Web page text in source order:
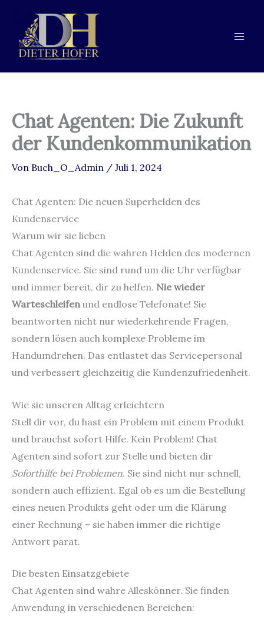
springen
Navigation
springen
springen
Chat Agenten: Die Zukunft
der Kundenkommunikation
Von Buch_O_Admin / Juli 1, 2024
Chat Agenten: Die neuen Superhelden des
Kundenservice
Warum wir sie lieben
Chat Agenten sind die wahren Helden des modernen
Kundenservice. Sie sind rund um die Uhr verfügbar
und immer bereit, dir zu helfen. Nie wieder
Warteschleifenund endlose Telefonate! Sie
beantworten nicht nur wiederkehrende Fragen,
sondern lösen auch komplexe Probleme im
Handumdrehen. Das entlastet das Servicepersonal
und verbessert gleichzeitig die Kundenzufriedenheit.
Wie sie unseren Alltag erleichtern
Stell dir vor, du hast ein Problem mit einem Produkt
und brauchst sofort Hilfe. Kein Problem! Chat
Agenten sind sofort zur Stelle und bieten dir
Soforthilfe bei Problemen. Sie sind nicht nur schnell,
sondern auch effizient. Egal ob es um die Bestellung
eines neuen Produkts geht oder um die Klärung
einer Rechnung – sie haben immer die richtige
Antwort parat.
Die besten Einsatzgebiete
Chat Agenten sind wahre Alleskönner. Sie finden
Anwendung in verschiedenen Bereichen: